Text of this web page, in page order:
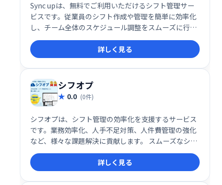
Sync upは、無料でご利用いただけるシフト管理サー
ビスです。従業員のシフト作成や管理を簡単に効率化
し、チーム全体のスケジュール調整をスムーズに行え
ます。コストをかけずに、業務改善を実現したい方に
おすすめです。
詳しく見る
シフオプ
0.0 (0件)
シフオプは、シフト管理の効率化を支援するサービス
です。業務効率化、人手不足対策、人件費管理の強化
など、様々な課題解決に貢献します。 スムーズなシフ
ト作成や管理を実現し、働き方改革を推進します。
詳しく見る